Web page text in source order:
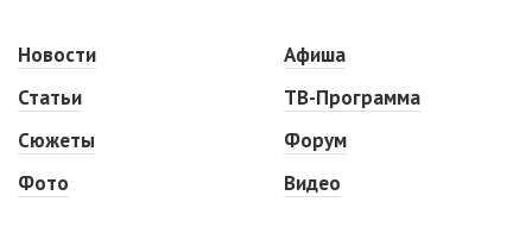
Новости
Статьи
Сюжеты
Фото
Афиша
ТВ-Программа
Форум
Видео